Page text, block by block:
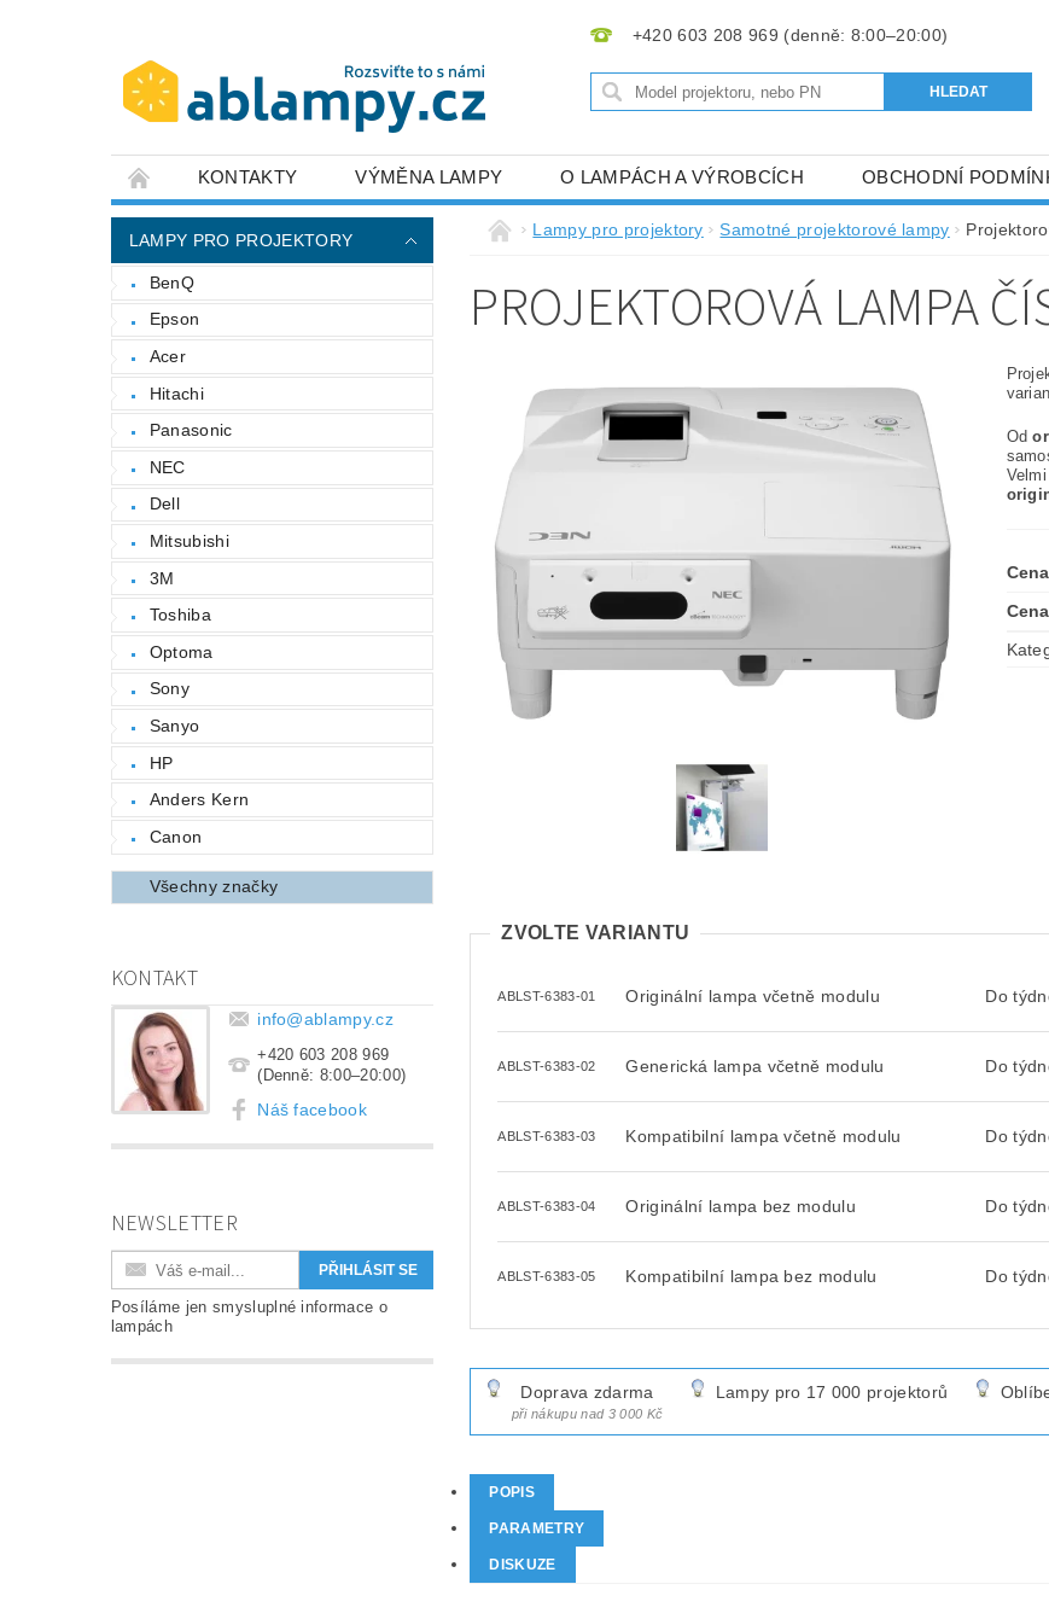
+420 603 208 969
KONTAKTY VÝMĚNA LAMPY O LAMPÁCH A VÝROBCÍCH OBCHODNÍ
LAMPY PRO PROJEKTORY
BenQ
Epson
Acer
Hitachi
Panasonic
NEC
Dell
Mitsubishi
3M
Toshiba
Optoma
Sony
Sanyo
HP
Anders Kern
Canon
Všechny značky
KONTAKT
info@ablampy.cz
+420 603 208 969
(Denně: 8:00–20:00)
Náš facebook
NEWSLETTER
Posíláme jen smysluplné informace o
lampách
Lampy pro projektory Samotné projektorové lampy
PROJEKTOROVÁ LAMPA
Od
Cena
ZVOLTE VARIANTU
ABLST-6383-01 Originální lampa včetně modulu Do
ABLST-6383-02 Generická lampa včetně modulu Do
ABLST-6383-03 Kompatibilní lampa včetně modulu Do
ABLST-6383-04 Originální lampa bez modulu Do
ABLST-6383-05 Kompatibilní lampa bez modulu Do
Doprava zdarma
při nákupu nad 3 000 Kč
Lampy pro 17 000 projektorů
POPIS
PARAMETRY
DISKUZE